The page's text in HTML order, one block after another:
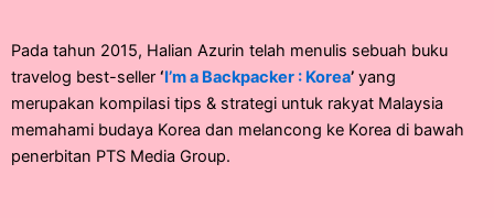
Pada tahun 2015, Halian Azurin telah menulis sebuah buku
travelog best-seller ‘I’m a Backpacker : Korea’ yang
merupakan kompilasi tips & strategi untuk rakyat Malaysia
memahami budaya Korea dan melancong ke Korea di bawah
penerbitan PTS Media Group.